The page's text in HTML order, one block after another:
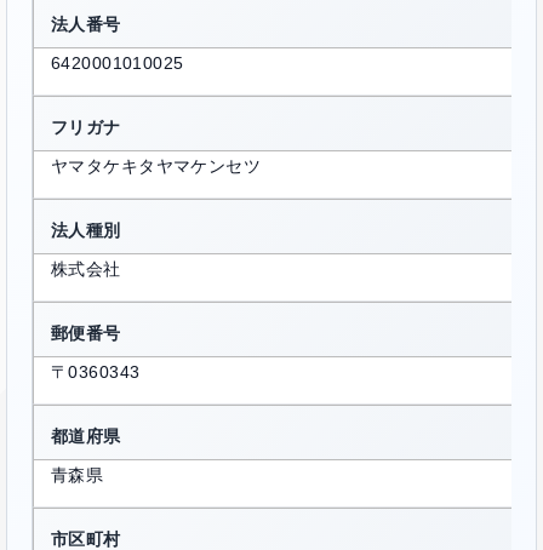
法人番号
6420001010025
フリガナ
ヤマタケキタヤマケンセツ
法人種別
株式会社
郵便番号
〒0360343
都道府県
青森県
市区町村